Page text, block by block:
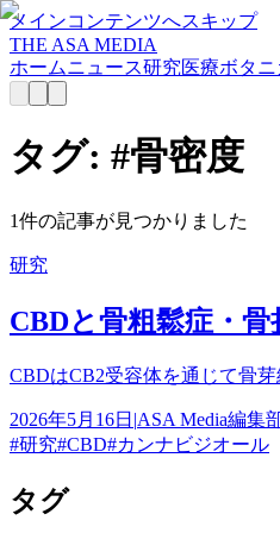
メインコンテンツへスキップ
THE ASA MEDIA
ホームニュース研究医療ボタ
タグ: #骨密度
1件の記事が見つかりました
研究
CBDと骨粗鬆症・
CBDはCB2受容体を通じて骨
2026年5月16日 |ASA Media編集
#研究#CBD#カンナビジオール
タグ